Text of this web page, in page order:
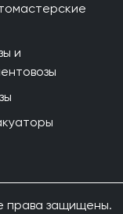
и
права защищены.